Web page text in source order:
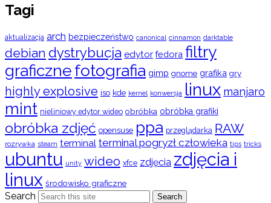
Tagi
aktualizacja arch bezpieczeństwo canonical cinnamon darktable
debian dystrybucja edytor fedora filtry
graficznefotografia gimp gnome grafika gry
highly explosive iso kde kernel konwersja linux manjaro
mint nieliniowy edytor wideo obróbka obróbka grafiki
obróbka zdjęć opensuse ppa przeglądarka RAW
rozrywka steam terminal terminal pogryzł człowieka tips tricks
ubuntu unity wideo xfce zdjęcia zdjęcia i
linux środowisko graficzne
Search Search